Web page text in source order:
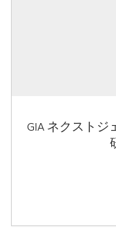
GIA ネクストジ